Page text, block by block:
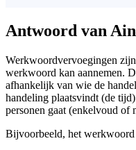
Antwoord van
Werkwoordvervoegingen
werkwoord kan aannemen.
afhankelijk van wie de
handeling plaatsvindt (de
personen gaat (enkelvoud of
Bijvoorbeeld, het